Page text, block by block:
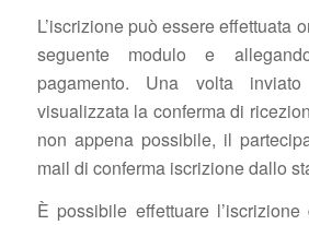
L’iscrizione può essere effettuata
seguente modulo e
pagamento. Una volta
visualizzata la conferma di
non appena possibile, il
mail di conferma iscrizione dallo
È possibile effettuare